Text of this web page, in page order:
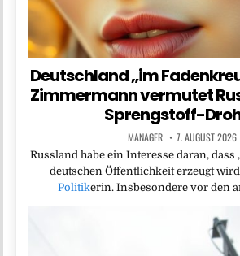
Deutschland „im
Zimmermann vermutet
Sprengstoff-
MANAGER 7. AUGUST 2026
Russland habe ein Interesse daran,
deutschen Öffentlichkeit erzeugt
Politikerin. Insbesondere vor den